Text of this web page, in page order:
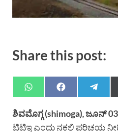
Share this post:
ಶಿವಮೊಗ್ಗ (shimoga), ಜೂನ್
ಟಿಟಿಇ ಎಂದು ನಕಲಿ ಪರಿಚಯ